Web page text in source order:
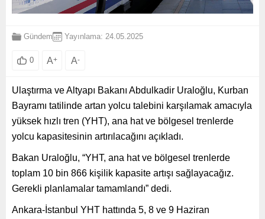
Gündem Yayınlama: 24.05.2025
0 A+ A-
Ulaştırma ve Altyapı Bakanı Abdulkadir Uraloğlu, Kurban
Bayramı tatilinde artan yolcu talebini karşılamak amacıyla
yüksek hızlı tren (YHT), ana hat ve bölgesel trenlerde
yolcu kapasitesinin artırılacağını açıkladı.
Bakan Uraloğlu, “YHT, ana hat ve bölgesel trenlerde
toplam 10 bin 866 kişilik kapasite artışı sağlayacağız.
Gerekli planlamalar tamamlandı” dedi.
Ankara-İstanbul YHT hattında 5, 8 ve 9 Haziran